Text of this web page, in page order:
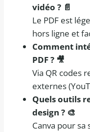
vidéo ? 📄
Le PDF est
hors ligne et
Comment
PDF ? 🎥
Via QR codes
externes
Quels outils
design ? 🎨
Canva pour